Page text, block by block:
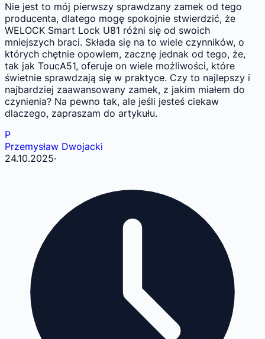
Nie jest to mój pierwszy sprawdzany zamek od tego
producenta, dlatego mogę spokojnie stwierdzić, że
WELOCK Smart Lock U81 różni się od swoich
mniejszych braci. Składa się na to wiele czynników, o
których chętnie opowiem, zacznę jednak od tego, że,
tak jak ToucA51, oferuje on wiele możliwości, które
świetnie sprawdzają się w praktyce. Czy to najlepszy i
najbardziej zaawansowany zamek, z jakim miałem do
czynienia? Na pewno tak, ale jeśli jesteś ciekaw
dlaczego, zapraszam do artykułu.
P
Przemysław Dwojacki
24.10.2025·